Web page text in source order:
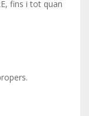
fins i tot quan